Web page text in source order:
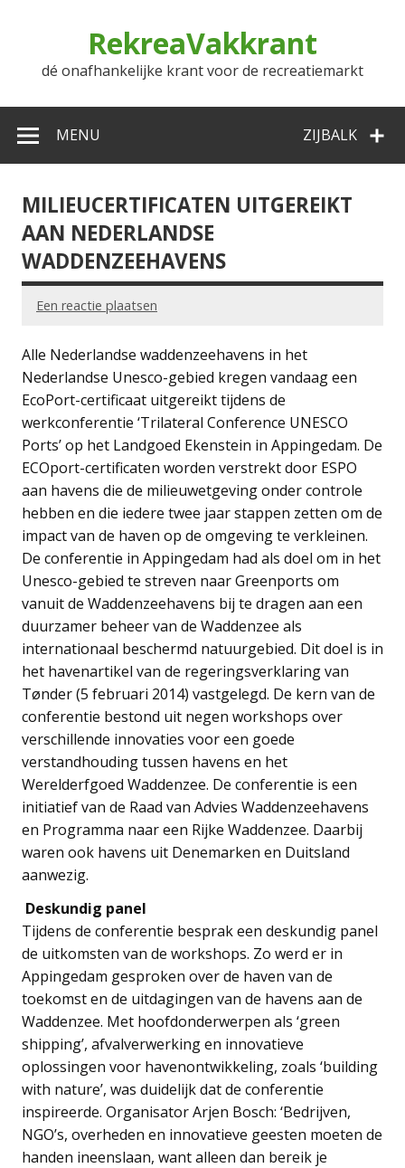
RekreaVakkrant
dé onafhankelijke krant voor de recreatiemarkt
ZIJBALK
MENU
MILIEUCERTIFICATEN UITGEREIKT
AAN NEDERLANDSE
WADDENZEEHAVENS
Een reactie plaatsen
Alle Nederlandse waddenzeehavens in het
Nederlandse Unesco-gebied kregen vandaag een
EcoPort-certificaat uitgereikt tijdens de
werkconferentie ‘Trilateral Conference UNESCO
Ports’ op het Landgoed Ekenstein in Appingedam. De
ECOport-certificaten worden verstrekt door ESPO
aan havens die de milieuwetgeving onder controle
hebben en die iedere twee jaar stappen zetten om de
impact van de haven op de omgeving te verkleinen.
De conferentie in Appingedam had als doel om in het
Unesco-gebied te streven naar Greenports om
vanuit de Waddenzeehavens bij te dragen aan een
duurzamer beheer van de Waddenzee als
internationaal beschermd natuurgebied. Dit doel is in
het havenartikel van de regeringsverklaring van
Tønder (5 februari 2014) vastgelegd. De kern van de
conferentie bestond uit negen workshops over
verschillende innovaties voor een goede
verstandhouding tussen havens en het
Werelderfgoed Waddenzee. De conferentie is een
initiatief van de Raad van Advies Waddenzeehavens
en Programma naar een Rijke Waddenzee. Daarbij
waren ook havens uit Denemarken en Duitsland
aanwezig.
Deskundig panel
Tijdens de conferentie besprak een deskundig panel
de uitkomsten van de workshops. Zo werd er in
Appingedam gesproken over de haven van de
toekomst en de uitdagingen van de havens aan de
Waddenzee. Met hoofdonderwerpen als ‘green
shipping’, afvalverwerking en innovatieve
oplossingen voor havenontwikkeling, zoals ‘building
with nature’, was duidelijk dat de conferentie
inspireerde. Organisator Arjen Bosch: ‘Bedrijven,
NGO’s, overheden en innovatieve geesten moeten de
handen ineenslaan, want alleen dan bereik je